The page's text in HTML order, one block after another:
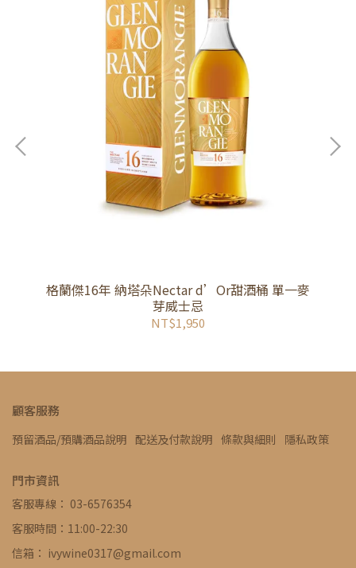
格蘭傑16年 納塔朵Nectar d’Or甜酒桶 單一麥
芽威士忌
NT$1,950
顧客服務
預留酒品/預購酒品說明 配送及付款說明 條款與細則 隱私政策
門市資訊
客服專線： 03-6576354
客服時間：11:00-22:30
信箱： ivywine0317@gmail.com